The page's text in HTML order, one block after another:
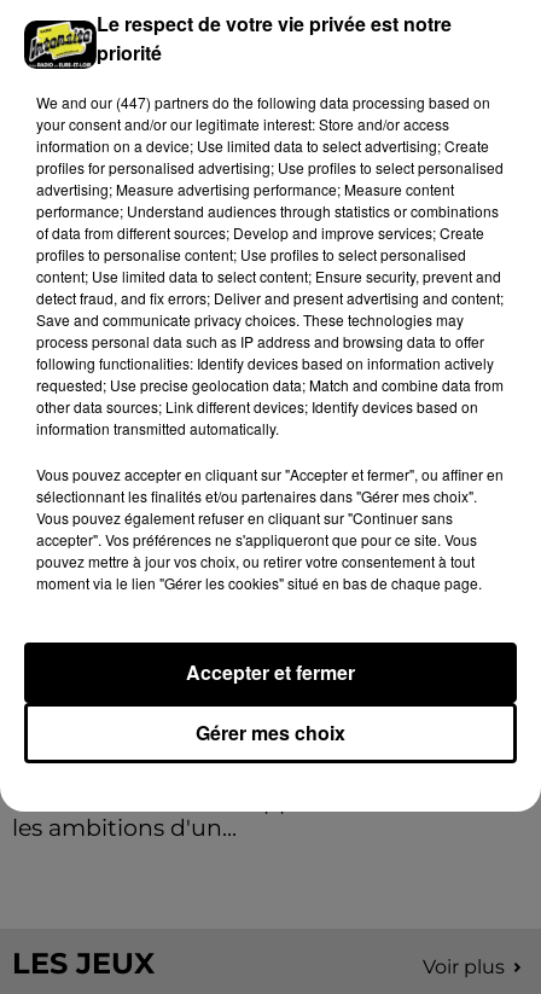
Coupe de France : les basketteurs chartrains
connaissent la...
Le C'CMBM affrontera un autre club de la région
Centre à l'occasion des 32es de finale de la Coupe de
France.
LE GRAND FORMAT
Stars'Terre 2026 : Philippe Palmieri dévoile
les ambitions d'un...
LES JEUX Voir plus
Le respect de votre vie privée est notre
priorité
We and our (447) partnersdo the following data processing based on
your consent and/or our legitimate interest: Store and/or access
information on a device; Use limited data to select advertising; Create
profiles for personalised advertising; Use profiles to select personalised
advertising; Measure advertising performance; Measure content
performance; Understand audiences through statistics or combinations
of data from different sources; Develop and improve services; Create
profiles to personalise content; Use profiles to select personalised
content; Use limited data to select content; Ensure security, prevent and
detect fraud, and fix errors; Deliver and present advertising and content;
Save and communicate privacy choices. These technologies may
process personal data such as IP address and browsing data to offer
following functionalities: Identify devices based on information actively
requested; Use precise geolocation data; Match and combine data from
other data sources; Link different devices; Identify devices based on
information transmitted automatically.
Vous pouvez accepter en cliquant sur "Accepter et fermer", ou affiner en
sélectionnant les finalités et/ou partenaires dans "Gérer mes choix".
Vous pouvez également refuser en cliquant sur "Continuer sans
accepter". Vos préférences ne s'appliqueront que pour ce site. Vous
pouvez mettre à jour vos choix, ou retirer votre consentement à tout
moment via le lien "Gérer les cookies" situé en bas de chaque page.
Gérer mes choix
Accepter et fermer